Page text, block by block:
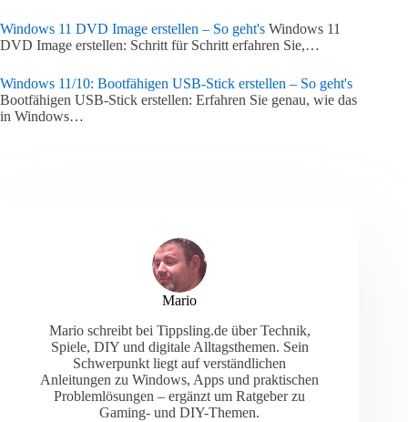
Windows 11 DVD Image erstellen – So geht's Windows 11
DVD Image erstellen: Schritt für Schritt erfahren Sie,…
Windows 11/10: Bootfähigen USB-Stick erstellen – So geht's
Bootfähigen USB-Stick erstellen: Erfahren Sie genau, wie das
in Windows…
Mario
Mario schreibt bei Tippsling.de über Technik,
Spiele, DIY und digitale Alltagsthemen. Sein
Schwerpunkt liegt auf verständlichen
Anleitungen zu Windows, Apps und praktischen
Problemlösungen – ergänzt um Ratgeber zu
Gaming- und DIY-Themen.